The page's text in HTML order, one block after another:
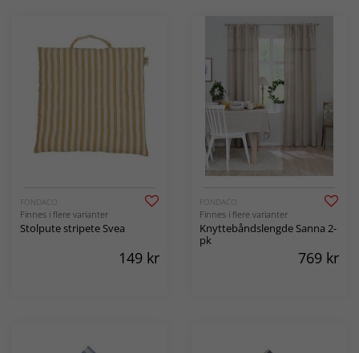
FONDACO
Finnes i flere varianter
Stolpute stripete Svea
149 kr
FONDACO
Finnes i flere varianter
Knyttebåndslengde Sanna 2-
pk
769 kr